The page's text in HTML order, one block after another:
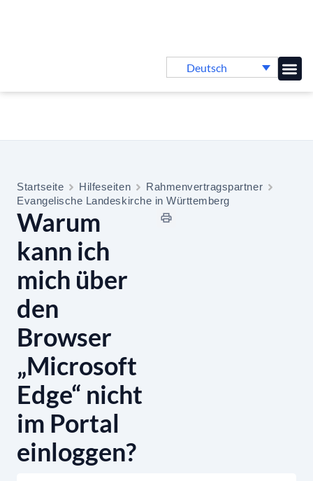
Deutsch
Startseite Hilfeseiten
Rahmenvertragspartner
Evangelische Landeskirche in Württemberg
Warum
kann ich
mich über
den
Browser
„Microsoft
Edge“ nicht
im Portal
einloggen?